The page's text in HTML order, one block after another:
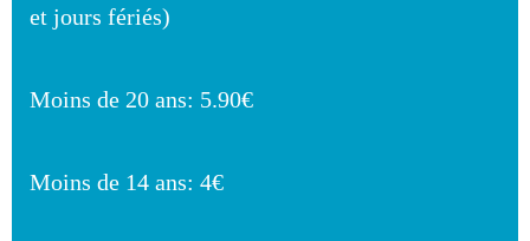
et jours fériés)
Moins de 20 ans: 5.90€
Moins de 14 ans: 4€